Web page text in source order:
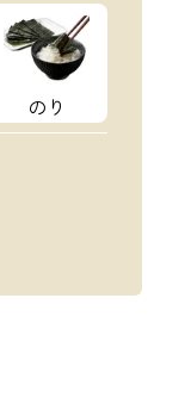
のり